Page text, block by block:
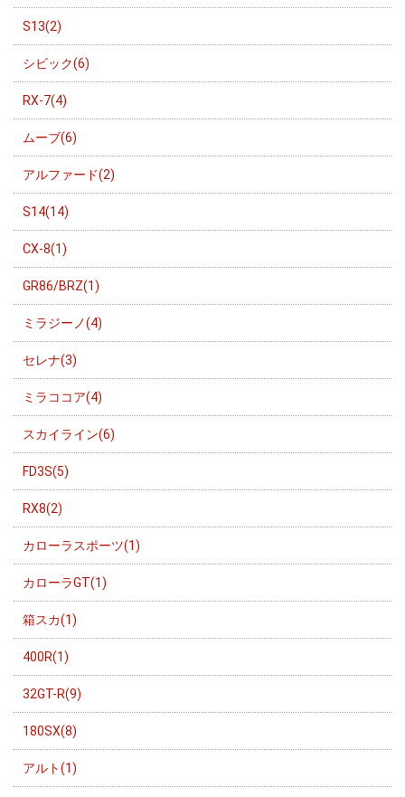
S13(2)
シビック(6)
RX-7(4)
ムーブ(6)
アルファード(2)
S14(14)
CX-8(1)
GR86/BRZ(1)
ミラジーノ(4)
セレナ(3)
ミラココア(4)
スカイライン(6)
FD3S(5)
RX8(2)
カローラスポーツ(1)
カローラGT(1)
箱スカ(1)
400R(1)
32GT-R(9)
180SX(8)
アルト(1)